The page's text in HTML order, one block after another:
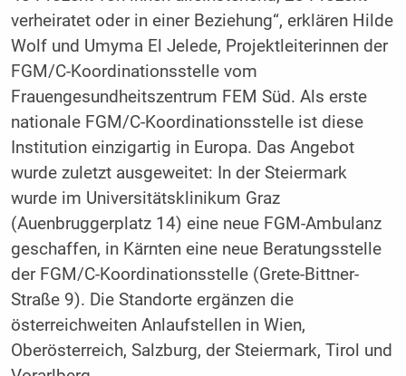
verheiratet oder in einer Beziehung“, erklären Hilde
Wolf und Umyma El Jelede, Projektleiterinnen der
FGM/C-Koordinationsstelle vom
Frauengesundheitszentrum FEM Süd. Als erste
nationale FGM/C-Koordinationsstelle ist diese
Institution einzigartig in Europa. Das Angebot
wurde zuletzt ausgeweitet: In der Steiermark
wurde im Universitätsklinikum Graz
(Auenbruggerplatz 14) eine neue FGM-Ambulanz
geschaffen, in Kärnten eine neue Beratungsstelle
der FGM/C-Koordinationsstelle (Grete-Bittner-
Straße 9). Die Standorte ergänzen die
österreichweiten Anlaufstellen in Wien,
Oberösterreich, Salzburg, der Steiermark, Tirol und